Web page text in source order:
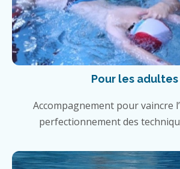
Pour les adultes
Accompagnement pour vaincre
perfectionnement des